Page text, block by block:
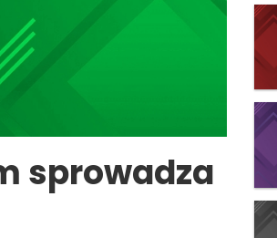
sprowadza